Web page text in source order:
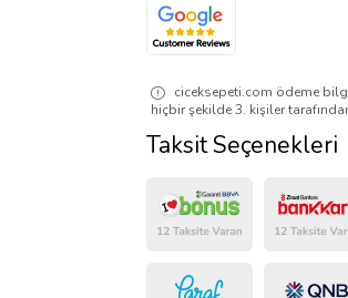
ciceksepeti.com ödeme
hiçbir şekilde 3. kişiler
Taksit Seçenekleri